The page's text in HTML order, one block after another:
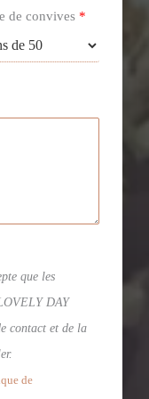
de convives *
que les
DAY
contact et de la
de